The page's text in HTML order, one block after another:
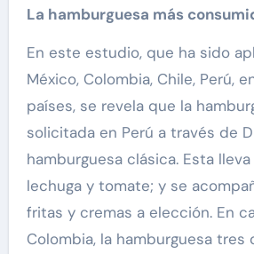
La hamburguesa más
En este estudio, que ha sido
México, Colombia, Chile, Perú,
países, se revela que la
solicitada en Perú a través de
hamburguesa clásica. Esta
lechuga y tomate; y se
fritas y cremas a elección. En
Colombia, la hamburguesa tres